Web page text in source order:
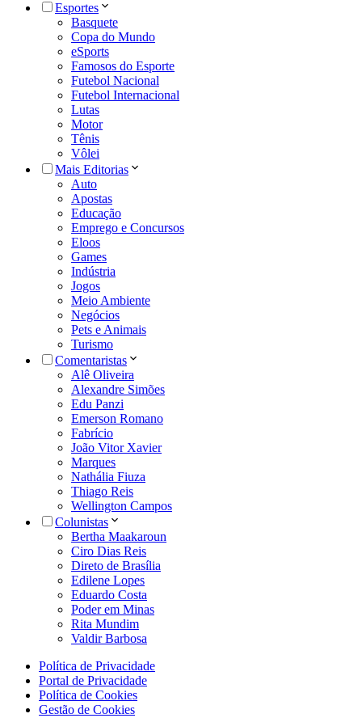
Esportes
Basquete
Copa do Mundo
eSports
Famosos do Esporte
Futebol Nacional
Futebol Internacional
Lutas
Motor
Tênis
Vôlei
Mais Editorias
Auto
Apostas
Educação
Emprego e Concursos
Eloos
Games
Indústria
Jogos
Meio Ambiente
Negócios
Pets e Animais
Turismo
Comentaristas
Alê Oliveira
Alexandre Simões
Edu Panzi
Emerson Romano
Fabrício
João Vitor Xavier
Marques
Nathália Fiuza
Thiago Reis
Wellington Campos
Colunistas
Bertha Maakaroun
Ciro Dias Reis
Direto de Brasília
Edilene Lopes
Eduardo Costa
Poder em Minas
Rita Mundim
Valdir Barbosa
Política de Privacidade
Portal de Privacidade
Política de Cookies
Gestão de Cookies